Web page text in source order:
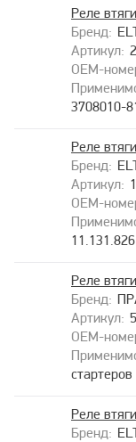
Реле
3708010-
Реле
Реле
Реле